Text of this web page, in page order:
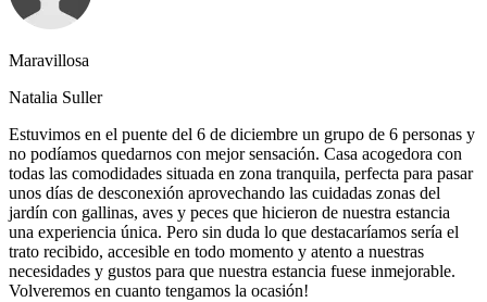
Maravillosa
Natalia Suller
Estuvimos en el puente del 6 de diciembre un grupo de 6 personas y
no podíamos quedarnos con mejor sensación. Casa acogedora con
todas las comodidades situada en zona tranquila, perfecta para pasar
unos días de desconexión aprovechando las cuidadas zonas del
jardín con gallinas, aves y peces que hicieron de nuestra estancia
una experiencia única. Pero sin duda lo que destacaríamos sería el
trato recibido, accesible en todo momento y atento a nuestras
necesidades y gustos para que nuestra estancia fuese inmejorable.
Volveremos en cuanto tengamos la ocasión!